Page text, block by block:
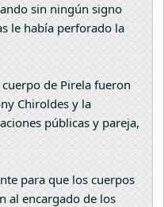
sin ningún signo
le había perforado la
de Pirela fueron
Chiroldes y la
públicas y pareja,
para que los cuerpos
al encargado de los